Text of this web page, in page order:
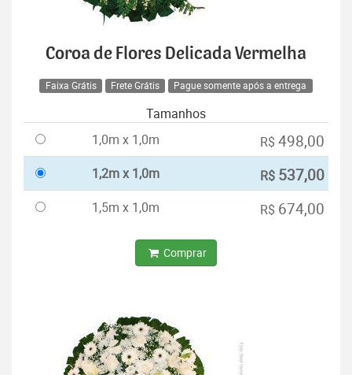
Coroa de Flores Delicada Vermelha
Faixa Grátis Frete Grátis Pague somente após a entrega
Tamanhos
1,0m x 1,0m
R$ 498,00
1,2m x 1,0m R$ 537,00
1,5m x 1,0m R$ 674,00
Comprar